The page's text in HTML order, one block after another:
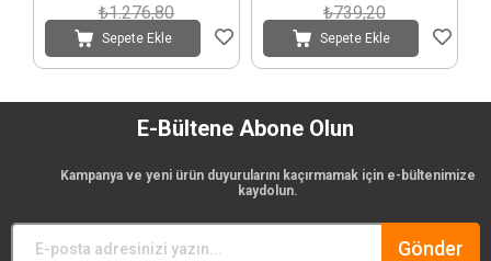
₺1.276,80
Sepete Ekle
₺739,20
Sepete Ekle
E-Bültene Abone Olun
Kampanya ve yeni ürün duyurularını kaçırmamak için e-bültenimize
kaydolun.
Gönder